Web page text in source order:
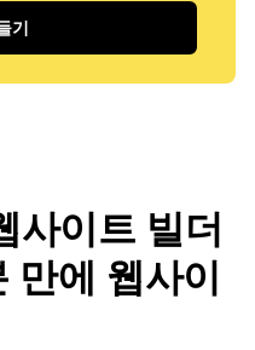
기
사이트 빌더
만에 웹사이